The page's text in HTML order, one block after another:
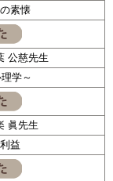
素懐
公慈先生
学～
眞先生
益